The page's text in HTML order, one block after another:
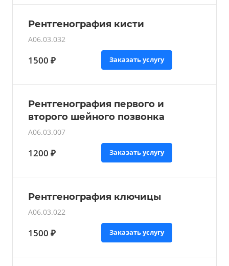
Рентгенография кисти
A06.03.032
1500 ₽ Заказать услугу
Рентгенография первого и
второго шейного позвонка
A06.03.007
1200 ₽ Заказать услугу
Рентгенография ключицы
A06.03.022
1500 ₽ Заказать услугу